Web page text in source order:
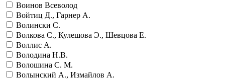
Воинов Всеволод
Войтиц Д., Гарнер А.
Волински С.
Волкова С., Кулешова Э., Шевцова Е.
Воллис А.
Володина Н.В.
Волошина С. М.
Волынский А., Измайлов А.